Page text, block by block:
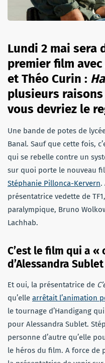
Lundi 2 mai sera
premier film
et Théo Curin :
plusieurs
vous devriez le
Une bande de potes de
Banal. Sauf que cette fois,
qui se rebelle contre un
sur quoi porte le nouveau
Stéphanie Pillonca-Kervern.
présentatrice vedette de
paralympique, Bruno
Lachhab.
C’est le film qui a «
d’Alessandra Sublet
Et oui, la présentatrice de
qu’elle arrêtait l’animation
le tournage d’Handigang
pour Alessandra Sublet.
personne d’autre qu’elle
le héros du film. A force de